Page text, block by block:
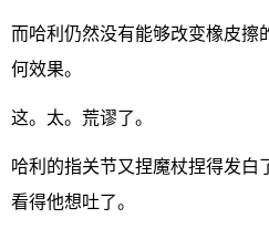
而哈利仍然没有能够改变橡皮擦
何效果。
这。太。荒谬了。
哈利的指关节又捏魔杖捏得发白
看得他想吐了。